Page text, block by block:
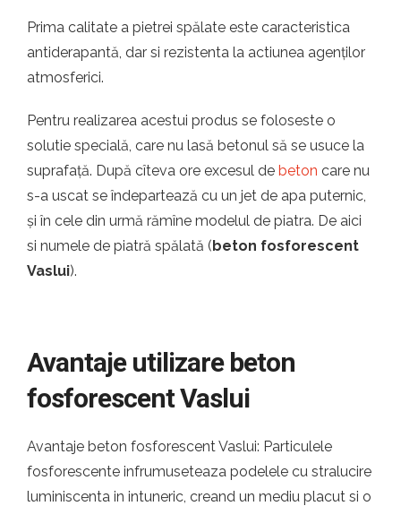
Prima calitate a pietrei spălate este caracteristica
antiderapantă, dar si rezistenta la actiunea agenților
atmosferici.
Pentru realizarea acestui produs se foloseste o
solutie specială, care nu lasă betonul să se usuce la
suprafață. După cîteva ore excesul de beton care nu
s-a uscat se îndepartează cu un jet de apa puternic,
și în cele din urmă rămîne modelul de piatra. De aici
si numele de piatră spălată (beton fosforescent
Vaslui).
Avantaje utilizare beton
fosforescent Vaslui
Avantaje beton fosforescent Vaslui: Particulele
fosforescente infrumuseteaza podelele cu stralucire
luminiscenta in intuneric, creand un mediu placut si o